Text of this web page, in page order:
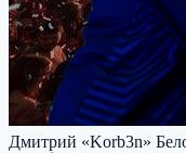
Дмитрий «Korb3n»